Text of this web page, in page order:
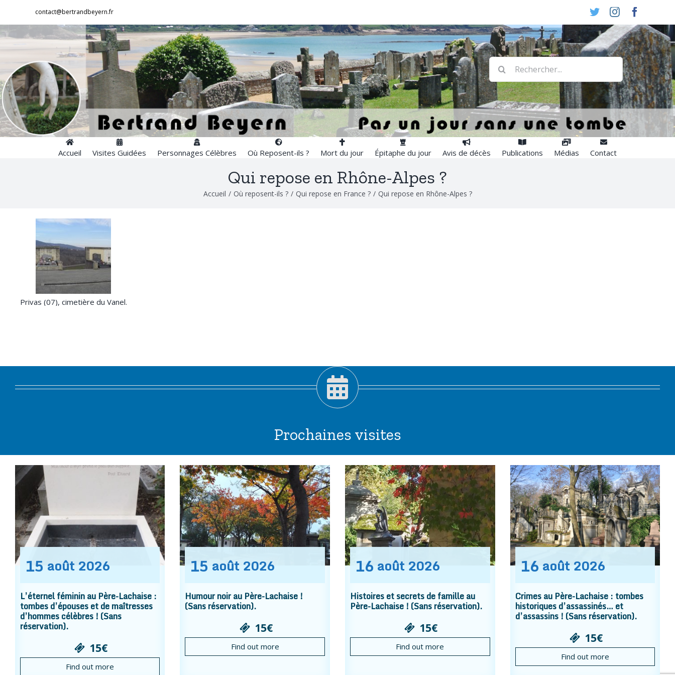
contenu
contact@bertrandbeyern.fr TwitterInstagram
Rechercher:
Accueil Visites Guidées Personnages Célèbres Où Reposent-ils ? Mort du jour Épitaphe du jour Avis de décès Publications Médias Contact
Qui repose en Rhône-Alpes ?
Accueil / Où reposent-ils ? / Qui repose en France ? / Qui repose en Rhône-Alpes ?
Privas (07), cimetière du Vanel.
Prochaines visites
15 août 2026
L’éternel féminin au Père-Lachaise :
tombes d’épouses et de maîtresses
d’hommes célèbres ! (Sans
réservation).
15€
Find out more
15 août 2026
Humour noir au Père-Lachaise !
(Sans réservation).
15€
Find out more
16 août 2026
Histoires et secrets de famille au
Père-Lachaise ! (Sans réservation).
15€
Find out more
16 août 2026
Crimes au Père-Lachaise : tombes
historiques d’assassinés… et
d’assassins ! (Sans réservation).
15€
Find out more